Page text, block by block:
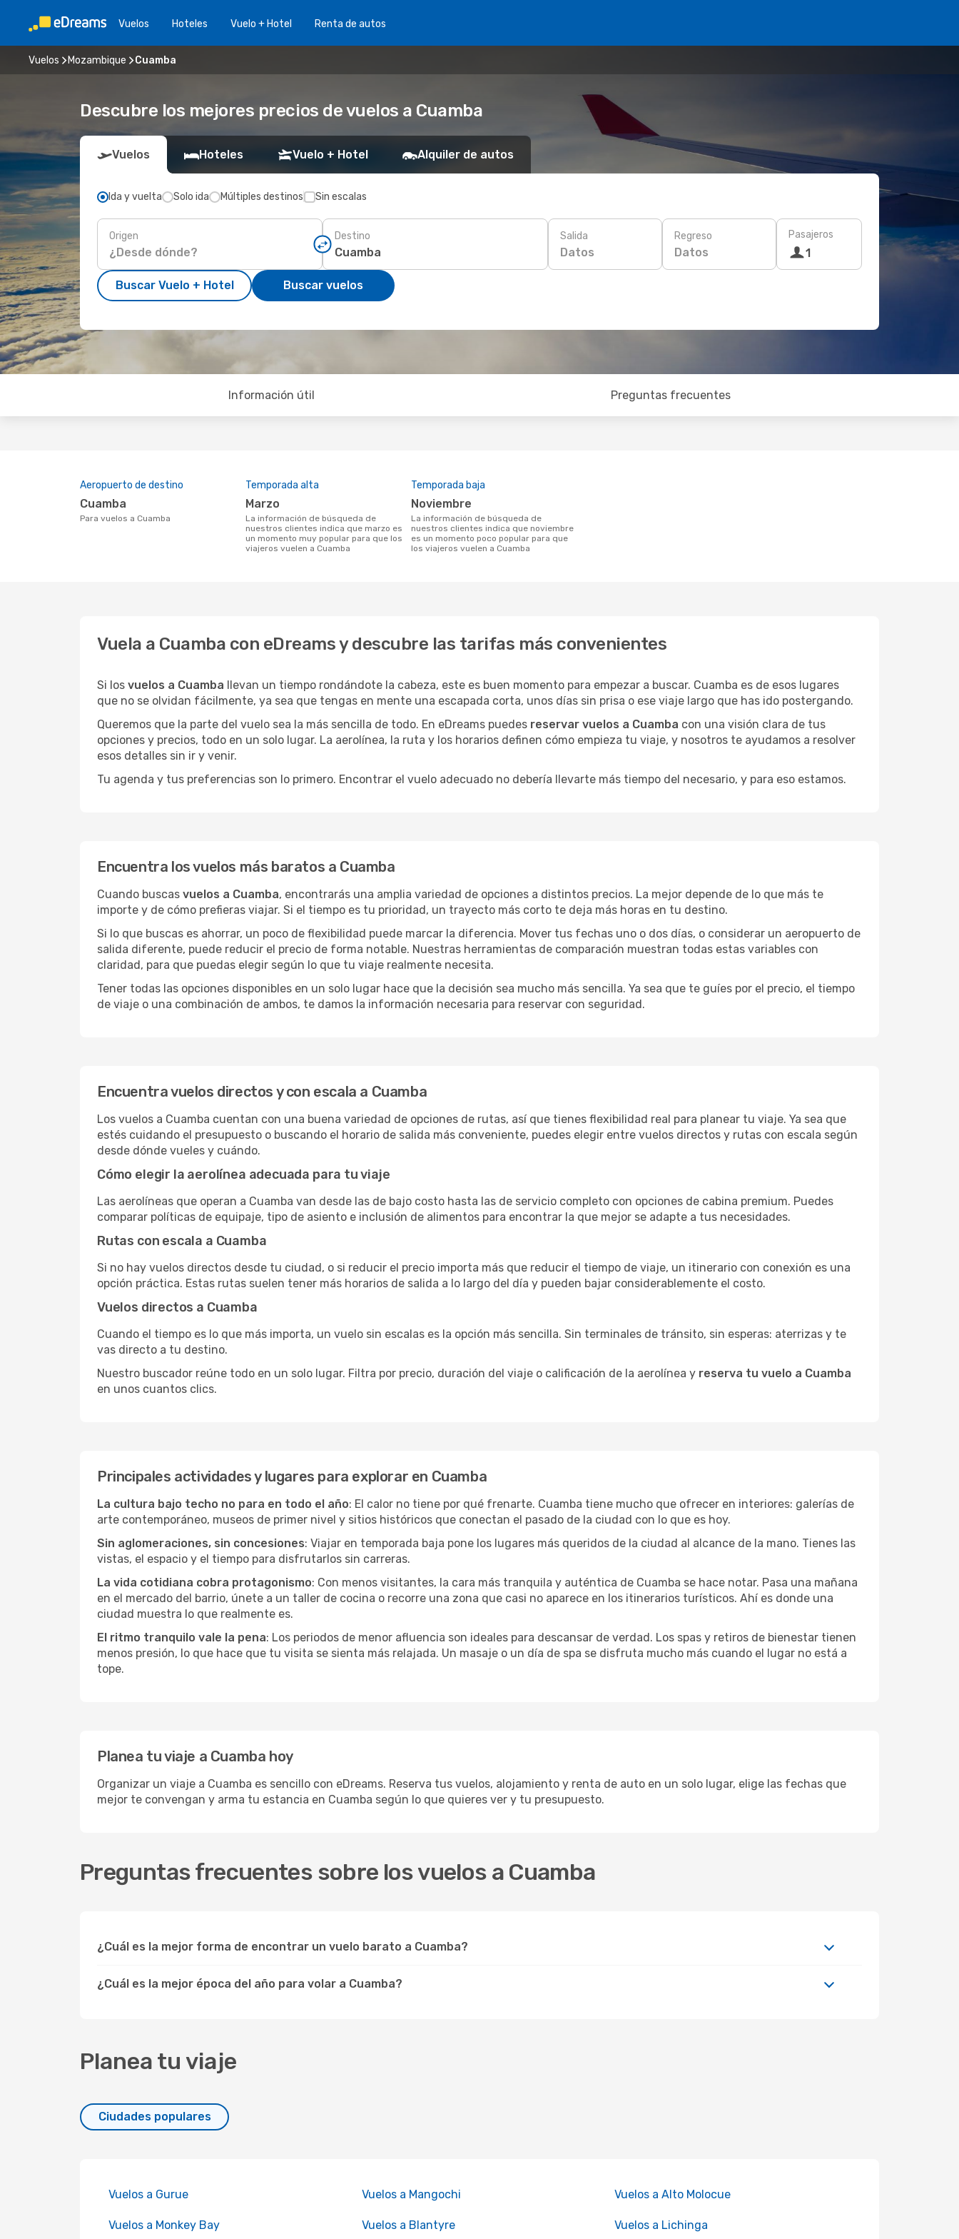
Vuelos Hoteles Vuelo + Hotel Renta de autos
Vuelos Mozambique Cuamba
Descubre los mejores precios de vuelos a Cuamba
Vuelos Hoteles Vuelo + Hotel Alquiler de autos
Ida y vuelta Solo ida Múltiples destinos Sin escalas
Origen Destino Salida
Datos
Regreso
Datos
Pasajeros
1
Buscar Vuelo + Hotel Buscar vuelos
Información útil Preguntas frecuentes
Aeropuerto de destino
Cuamba
Para vuelos a Cuamba
Temporada alta
marzo
La información de búsqueda de
nuestros clientes indica que marzo es
un momento muy popular para que los
viajeros vuelen a Cuamba
Temporada baja
noviembre
La información de búsqueda de
nuestros clientes indica que noviembre
es un momento poco popular para que
los viajeros vuelen a Cuamba
Vuela a Cuamba con eDreams y descubre las tarifas más convenientes
Si los vuelos a Cuamba llevan un tiempo rondándote la cabeza, este es buen momento para empezar a buscar. Cuamba es de esos lugares
que no se olvidan fácilmente, ya sea que tengas en mente una escapada corta, unos días sin prisa o ese viaje largo que has ido postergando.
Queremos que la parte del vuelo sea la más sencilla de todo. En eDreams puedes reservar vuelos a Cuamba con una visión clara de tus
opciones y precios, todo en un solo lugar. La aerolínea, la ruta y los horarios definen cómo empieza tu viaje, y nosotros te ayudamos a resolver
esos detalles sin ir y venir.
Tu agenda y tus preferencias son lo primero. Encontrar el vuelo adecuado no debería llevarte más tiempo del necesario, y para eso estamos.
Encuentra los vuelos más baratos a Cuamba
Cuando buscas vuelos a Cuamba, encontrarás una amplia variedad de opciones a distintos precios. La mejor depende de lo que más te
importe y de cómo prefieras viajar. Si el tiempo es tu prioridad, un trayecto más corto te deja más horas en tu destino.
Si lo que buscas es ahorrar, un poco de flexibilidad puede marcar la diferencia. Mover tus fechas uno o dos días, o considerar un aeropuerto de
salida diferente, puede reducir el precio de forma notable. Nuestras herramientas de comparación muestran todas estas variables con
claridad, para que puedas elegir según lo que tu viaje realmente necesita.
Tener todas las opciones disponibles en un solo lugar hace que la decisión sea mucho más sencilla. Ya sea que te guíes por el precio, el tiempo
de viaje o una combinación de ambos, te damos la información necesaria para reservar con seguridad.
Encuentra vuelos directos y con escala a Cuamba
Los vuelos a Cuamba cuentan con una buena variedad de opciones de rutas, así que tienes flexibilidad real para planear tu viaje. Ya sea que
estés cuidando el presupuesto o buscando el horario de salida más conveniente, puedes elegir entre vuelos directos y rutas con escala según
desde dónde vueles y cuándo.
Cómo elegir la aerolínea adecuada para tu viaje
Las aerolíneas que operan a Cuamba van desde las de bajo costo hasta las de servicio completo con opciones de cabina premium. Puedes
comparar políticas de equipaje, tipo de asiento e inclusión de alimentos para encontrar la que mejor se adapte a tus necesidades.
Rutas con escala a Cuamba
Si no hay vuelos directos desde tu ciudad, o si reducir el precio importa más que reducir el tiempo de viaje, un itinerario con conexión es una
opción práctica. Estas rutas suelen tener más horarios de salida a lo largo del día y pueden bajar considerablemente el costo.
Vuelos directos a Cuamba
Cuando el tiempo es lo que más importa, un vuelo sin escalas es la opción más sencilla. Sin terminales de tránsito, sin esperas: aterrizas y te
vas directo a tu destino.
Nuestro buscador reúne todo en un solo lugar. Filtra por precio, duración del viaje o calificación de la aerolínea y reserva tu vuelo a Cuamba
en unos cuantos clics.
Principales actividades y lugares para explorar en Cuamba
La cultura bajo techo no para en todo el año: El calor no tiene por qué frenarte. Cuamba tiene mucho que ofrecer en interiores: galerías de
arte contemporáneo, museos de primer nivel y sitios históricos que conectan el pasado de la ciudad con lo que es hoy.
Sin aglomeraciones, sin concesiones: Viajar en temporada baja pone los lugares más queridos de la ciudad al alcance de la mano. Tienes las
vistas, el espacio y el tiempo para disfrutarlos sin carreras.
La vida cotidiana cobra protagonismo: Con menos visitantes, la cara más tranquila y auténtica de Cuamba se hace notar. Pasa una mañana
en el mercado del barrio, únete a un taller de cocina o recorre una zona que casi no aparece en los itinerarios turísticos. Ahí es donde una
ciudad muestra lo que realmente es.
El ritmo tranquilo vale la pena: Los periodos de menor afluencia son ideales para descansar de verdad. Los spas y retiros de bienestar tienen
menos presión, lo que hace que tu visita se sienta más relajada. Un masaje o un día de spa se disfruta mucho más cuando el lugar no está a
tope.
Planea tu viaje a Cuamba hoy
Organizar un viaje a Cuamba es sencillo con eDreams. Reserva tus vuelos, alojamiento y renta de auto en un solo lugar, elige las fechas que
mejor te convengan y arma tu estancia en Cuamba según lo que quieres ver y tu presupuesto.
Preguntas frecuentes sobre los vuelos a Cuamba
¿Cuál es la mejor forma de encontrar un vuelo barato a Cuamba?
¿Cuál es la mejor época del año para volar a Cuamba?
Planea tu viaje
Ciudades populares
Vuelos a Gurue Vuelos a Mangochi Vuelos a Alto Molocue
Vuelos a Monkey Bay Vuelos a Blantyre Vuelos a Lichinga